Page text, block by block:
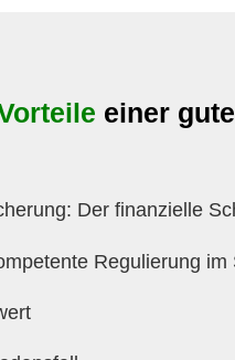
einer
Der finanzielle
Regulierung im